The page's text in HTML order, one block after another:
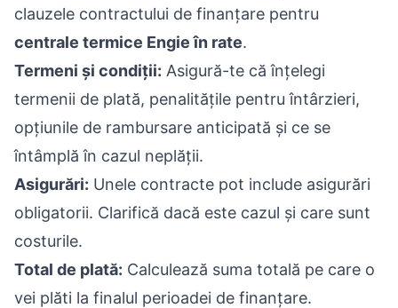
clauzele contractului de finanțare pentru
centrale termice Engie în rate.
Termeni și condiții: Asigură-te că înțelegi
termenii de plată, penalitățile pentru întârzieri,
opțiunile de rambursare anticipată și ce se
întâmplă în cazul neplății.
Asigurări: Unele contracte pot include asigurări
obligatorii. Clarifică dacă este cazul și care sunt
costurile.
Total de plată: Calculează suma totală pe care o
vei plăti la finalul perioadei de finanțare.